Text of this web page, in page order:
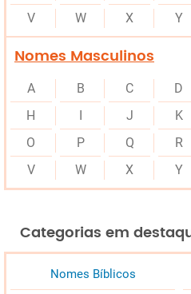
V
W X Y
Nomes Masculinos
A B C D
H
J K
O
P Q R
V
W X Y
Categorias em
Nomes Bíblicos